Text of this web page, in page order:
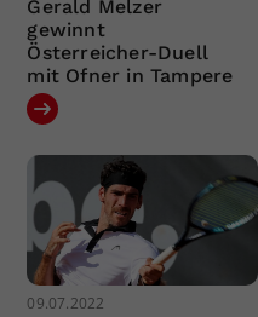
Gerald Melzer
gewinnt
Österreicher-Duell
mit Ofner in Tampere
09.07.2022